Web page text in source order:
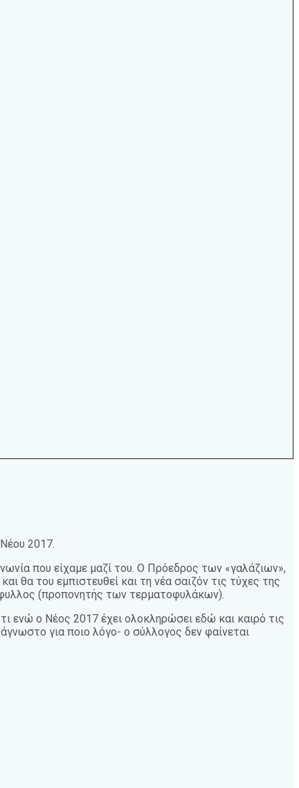
2017.
που είχαμε μαζί του. Ο Πρόεδρος των «γαλάζιων»,
θα του εμπιστευθεί και τη νέα σαιζόν τις τύχες της
(προπονητής των τερματοφυλάκων).
ενώ ο Νέος 2017 έχει ολοκληρώσει εδώ και καιρό τις
για ποιο λόγο- ο σύλλογος δεν φαίνεται